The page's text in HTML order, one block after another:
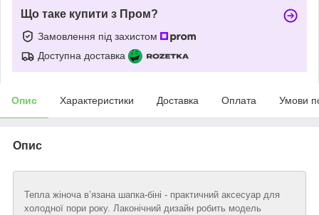
Що таке купити з Пром?
Замовлення під захистом
Доступна доставка
Опис Характеристики Доставка Оплата Умови
Опис
Тепла жіноча в’язана шапка-біні - практичний аксесуар для
холодної пори року. Лаконічний дизайн робить модель